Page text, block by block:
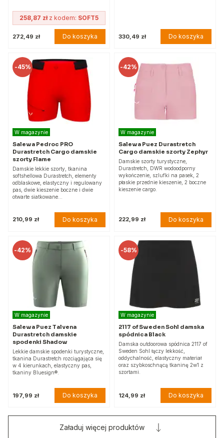
258,87 złz kodem: SOFT5
272,49 zł Do koszyka 330,49 zł Do koszyka
-45%
W magazynie
Salewa Pedroc PRO
Durastretch Cargo damskie
szorty Flame
Damskie lekkie szorty, tkanina
softshellowa Durastretch, elementy
odblaskowe, elastyczny i regulowany
pas, dwie kieszenie boczne i dwie
otwarte siatkowane…
210,99 zł Do koszyka
-42%
W magazynie
Salewa Puez Durastretch
Cargo damskie szorty Zephyr
Damskie szorty turystyczne,
Durastretch, DWR wodoodporny
wykończenie, szlufki na pasek, 2
płaskie przednie kieszenie, 2 boczne
kieszenie cargo.
222,99 zł Do koszyka
-42%
W magazynie
Salewa Puez Talvena
Durastretch damskie
spodenki Shadow
Lekkie damskie spodenki turystyczne,
tkanina Durastretch rozciągająca się
w 4 kierunkach, elastyczny pas,
tkaniny Bluesign®.
197,99 zł Do koszyka
-58%
W magazynie
2117 of Sweden Sohl damska
spódnica Black
Damska outdoorowa spódnica 2117 of
Sweden Sohl łączy lekkość,
oddychalność, elastyczny materiał
oraz szybkoschnącą tkaninę 2w1 z
szortami.
124,99 zł Do koszyka
Załaduj więcej produktów